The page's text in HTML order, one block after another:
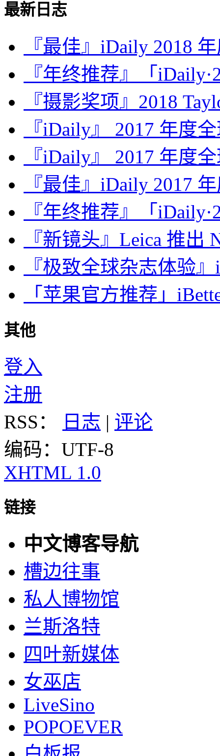
最新日志
『最佳』iDaily 2018
『年终推荐』「
『摄影奖项』2018
『iDaily』 2017 年度
『iDaily』 2017 年度
『最佳』iDaily 2017
『年终推荐』「
『新镜头』Leica 推出
『极致全球杂志体验
「苹果官方推荐」
其他
登入
注册
RSS：
日志 | 评论
编码：UTF-8
XHTML 1.0
链接
中文博客导航
槽边往事
私人博物馆
兰斯洛特
四叶新媒体
女巫店
LiveSino
POPOEVER